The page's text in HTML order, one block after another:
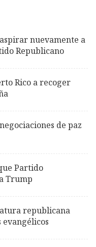
nuevamente a
Republicano
Rico a recoger
de paz
Partido
Trump
republicana